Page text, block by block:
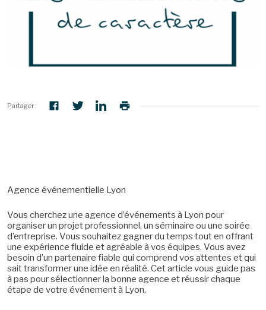
Partager :
Agence événementielle Lyon
Vous cherchez une agence d’événements à Lyon pour
organiser un projet professionnel, un séminaire ou une soirée
d’entreprise. Vous souhaitez gagner du temps tout en offrant
une expérience fluide et agréable à vos équipes. Vous avez
besoin d’un partenaire fiable qui comprend vos attentes et qui
sait transformer une idée en réalité. Cet article vous guide pas
à pas pour sélectionner la bonne agence et réussir chaque
étape de votre événement à Lyon.